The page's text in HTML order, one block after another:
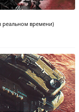
реальном времени)